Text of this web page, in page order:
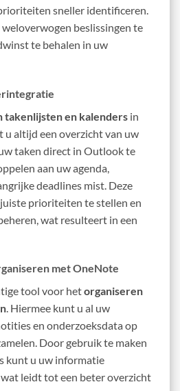
sneller identificeren.
beslissingen te
te behalen in uw
takenlijsten en kalenders in
altijd een overzicht van uw
taken direct in Outlook te
aan uw agenda,
deadlines mist. Deze
prioriteiten te stellen en
wat resulteert in een
met OneNote
tool voor hetorganiseren
. Hiermee kunt u al uw
en onderzoeksdata op
Door gebruik te maken
kunt u uw informatie
leidt tot een beter overzicht